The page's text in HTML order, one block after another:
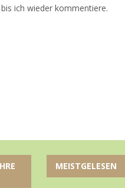
ich wieder kommentiere.
MEISTGELESEN